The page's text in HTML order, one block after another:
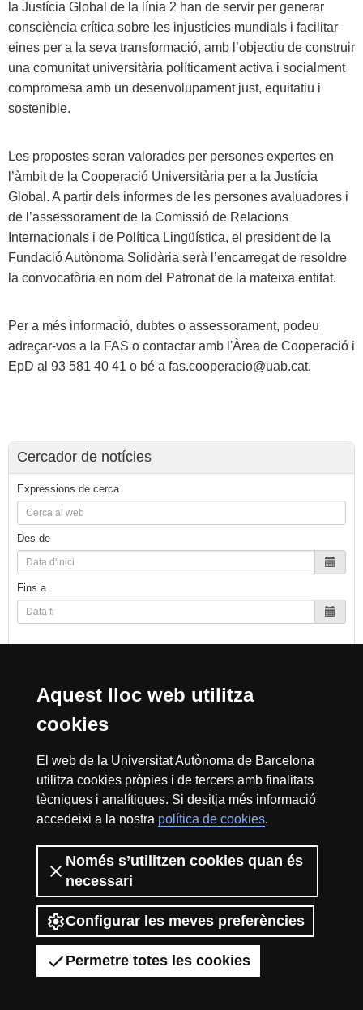
Aquest lloc web utilitza
cookies
El web de la Universitat Autònoma de Barcelona
utilitza cookies pròpies i de tercers amb finalitats
tècniques i analítiques. Si desitja més informació
accedeixi a la nostra política de cookies.
Només s’utilitzen cookies quan és
necessari
Configurar les meves preferències
Permetre totes les cookies
la Justícia Global de la línia 2 han de servir per generar
consciència crítica sobre les injustícies mundials i facilitar
eines per a la seva transformació, amb l’objectiu de construir
una comunitat universitària políticament activa i socialment
compromesa amb un desenvolupament just, equitatiu i
sostenible.
Les propostes seran valorades per persones expertes en
l’àmbit de la Cooperació Universitària per a la Justícia
Global. A partir dels informes de les persones avaluadores i
de l’assessorament de la Comissió de Relacions
Internacionals i de Política Lingüística, el president de la
Fundació Autònoma Solidària serà l’encarregat de resoldre
la convocatòria en nom del Patronat de la mateixa entitat.
Per a més informació, dubtes o assessorament, podeu
adreçar-vos a la FAS o contactar amb l'Àrea de Cooperació i
EpD al 93 581 40 41 o bé a fas.cooperacio@uab.cat.
Cercador de notícies
Expressions de cerca
Des de
Fins a
HR
in
Sobre el web Accessibilitat web Avís Legal
Política de
privacitat
construcció d’una universitat més solidària i més compromesa amb la
realitat social, mitjançant la promoció de la participació voluntària de la
comunitat universitària com a instrument per a la integració de col·lectius
en risc d’exclusió.